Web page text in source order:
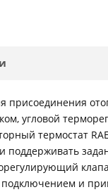
угловой
термостат
поддерживать
и